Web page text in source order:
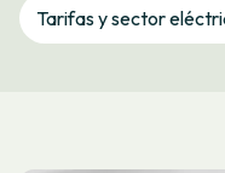
Oficina virtual
Tarifas y sector